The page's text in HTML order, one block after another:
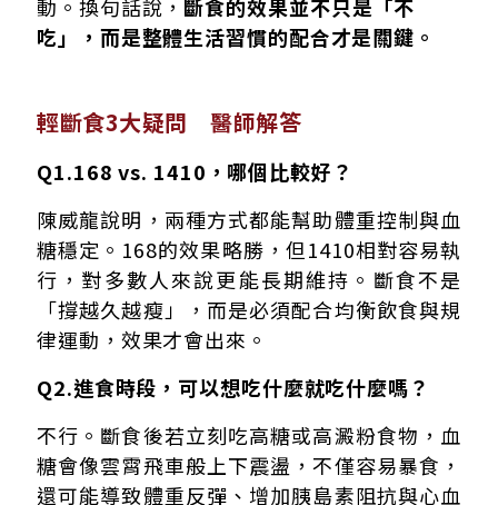
動。換句話說， 斷食的效果並不只是「不
吃」，而是整體生活習慣的配合才是關鍵。
輕斷食3大疑問 醫師解答
Q1.168 vs. 1410，哪個比較好？
陳威龍說明，兩種方式都能幫助體重控制與血
糖穩定。168的效果略勝，但1410相對容易執
行，對多數人來說更能長期維持。斷食不是
「撐越久越瘦」，而是必須配合均衡飲食與規
律運動，效果才會出來。
Q2.進食時段，可以想吃什麼就吃什麼嗎？
不行。斷食後若立刻吃高糖或高澱粉食物，血
糖會像雲霄飛車般上下震盪，不僅容易暴食，
還可能導致體重反彈、增加胰島素阻抗與心血